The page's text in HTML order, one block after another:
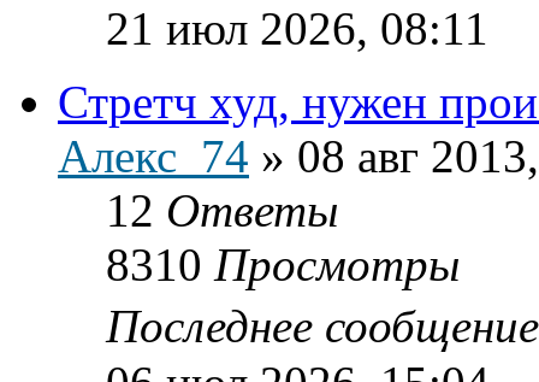
21 июл 2026, 08:11
Стретч худ, нужен
Алекс_74 » 08 авг
12 Ответы
8310 Просмотры
Последнее